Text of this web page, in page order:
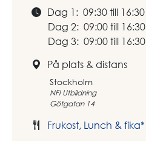
Dag 1: 09:30 till 16:30
Dag 2: 09:00 till 16:30
Dag 3: 09:00 till 16:30
På plats & distans
Stockholm
NFI Utbildning
Götgatan 14
Frukost, Lunch & fika*